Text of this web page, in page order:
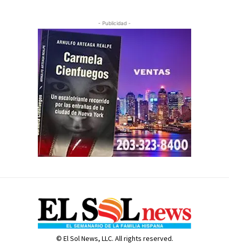
- Publicidad -
© El Sol News, LLC. All rights reserved.